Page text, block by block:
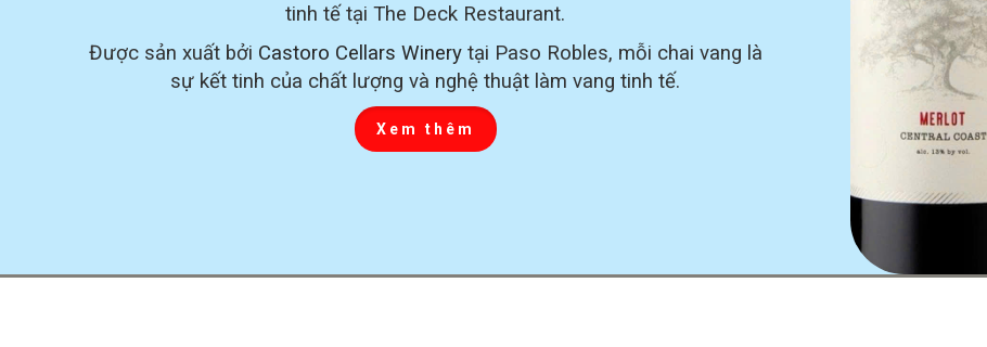
tinh tế tại The Deck Restaurant.
Được sản xuất bởi Castoro Cellars Winerytại Paso Robles, mỗi chai vang là
sự kết tinh của chất lượng và nghệ thuật làm vang tinh tế.
Xem thêm